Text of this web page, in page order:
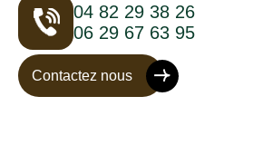
04 82 29 38 26
06 29 67 63 95
Contactez nous